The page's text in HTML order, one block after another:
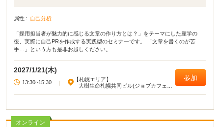
属性 : 自己分析
「採用担当者が魅力的に感じる文章の作り方とは？」をテーマにした座学の
後、実際に自己PRを作成する実践型のセミナーです。 「文章を書くのが苦
手…」という方も是非お越しください。
2027/1/21(木)
13:30~15:30 |
【札幌エリア】
大樹生命札幌共同ビル(ジョブカフェ北
参加
オンライン